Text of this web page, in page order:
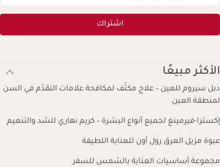
اشتراك
الأكثر مبيعًا
دبل سيروم للعين – علاج مكثّف لمكافحة علامات التقدّم في السن
لمنطقة العين
إكسترا-فيرمينغ لجميع أنواع البشرة – كريم نهاري للشد والتنعيم
عبوة مزيل العرق رول أون للعناية اللطيفة
مجموعة أساسيات العناية بالشمس للسفر